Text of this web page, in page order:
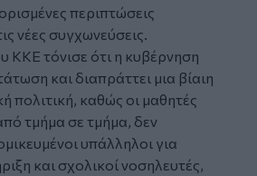
περιπτώσεις
νέες συγχωνεύσεις.
ΚΚΕ τόνισε ότι η κυβέρνηση
και διαπράττει μια βίαιη
πολιτική, καθώς οι μαθητές
τμήμα σε τμήμα, δεν
υπάλληλοι για
και σχολικοί νοσηλευτές,